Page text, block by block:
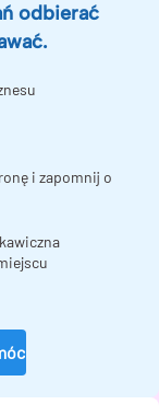
odbierać
i zapomnij o